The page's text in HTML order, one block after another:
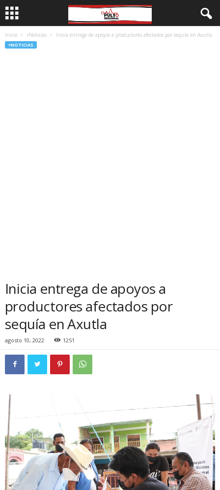
Inicio +Noticias Inicia entrega de apoyos a productores afectados por sequía en Axutla
+NOTICIAS
Inicia entrega de apoyos a
productores afectados por
sequía en Axutla
agosto 10, 2022 1251